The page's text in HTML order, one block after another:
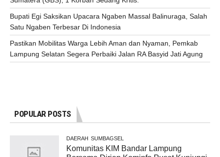
Bupati Egi Saksikan Upacara Ngaben Massal Balinuraga, Salah
Satu Ngaben Terbesar Di Indonesia
Pastikan Mobilitas Warga Lebih Aman dan Nyaman, Pemkab
Lampung Selatan Segera Perbaiki Jalan RA Basyid Jati Agung
POPULAR POSTS
DAERAH SUMBAGSEL
Komunitas KIM Bandar Lampung